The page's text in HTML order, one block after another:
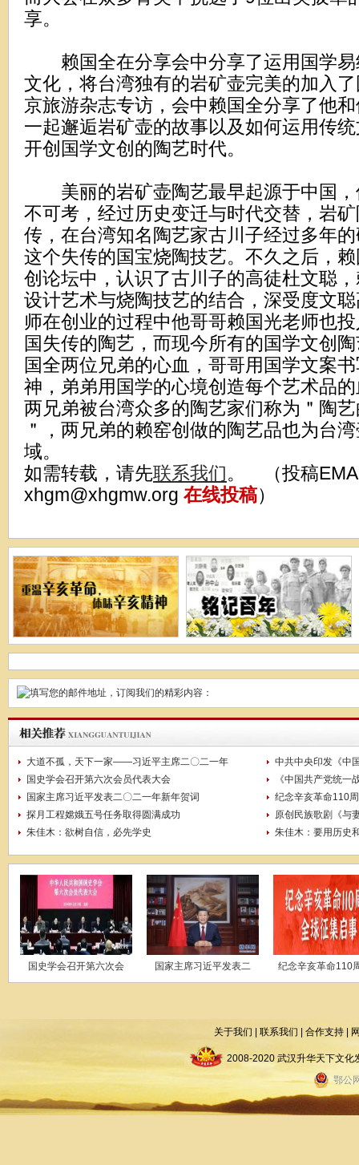
享。
赖国全在分享会中分享了运用国学易
文化，将台湾独有的岩矿壶完美的加入
京旅游杂志专访，会中赖国全分享了他
一起邂逅岩矿壶的故事以及如何运用传
开创国学文创的陶艺时代。
美丽的岩矿壶陶艺最早起源于中国，
不可考，经过历史变迁与时代交替，岩
传，在台湾知名陶艺家古川子经过多年
这个失传的国宝烧陶技艺。不久之后，
创论坛中，认识了古川子的高徒杜文聪
设计艺术与烧陶技艺的结合，深受度文
师在创业的过程中他哥哥赖国光老师也
国失传的陶艺，而现今所有的国学文创
国全两位兄弟的心血，哥哥用国学文案
神，弟弟用国学的心境创造每个艺术品
两兄弟被台湾众多的陶艺家们称为＂陶
＂，两兄弟的赖窑创做的陶艺品也为台
域。
如需转载，请先联系我们。 （投稿
xhgm@xhgmw.org 在线投稿）
大道不孤，天下一家——习近平主席二〇二一年
中共中央印发《中
国史学会召开第六次会员代表大会
《中国共产党统一
国家主席习近平发表二〇二一年新年贺词
纪念辛亥革命110
探月工程嫦娥五号任务取得圆满成功
原创民族歌剧《与
朱佳木：欲树自信，必先学史
朱佳木：要用历史
国史学会召开第六次会 国家主席习近平发表二 纪念辛亥革命110
关于我们 联系我们 合作支持|
2008-2020 武汉升华天下文
鄂公